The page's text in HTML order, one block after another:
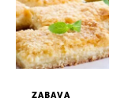
ZABAVA